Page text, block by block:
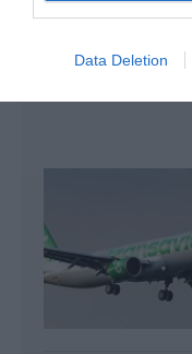
Data Deletion